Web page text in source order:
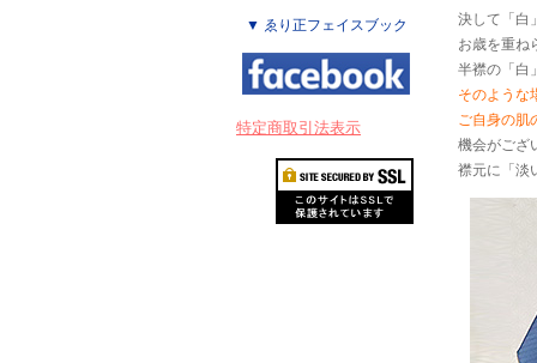
▼ ゑり正フェイスブック
特定商取引法表示
決して「白
お歳を重ね
半襟の「白
そのような
ご自身の肌
機会がござ
襟元に「淡